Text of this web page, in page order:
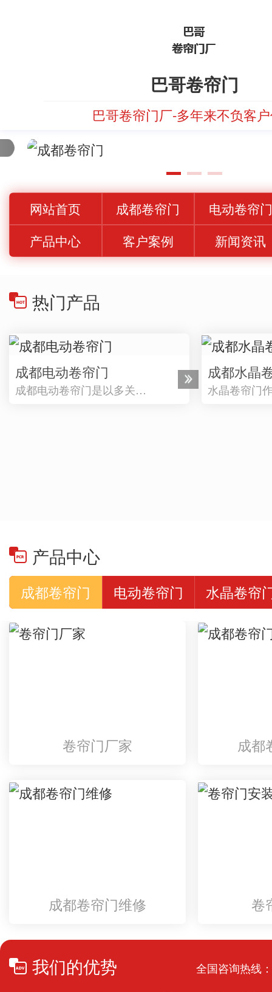
巴哥卷帘门
巴哥卷帘门厂-多年来不负客
网站首页 成都卷帘门
电动卷帘门
产品中心
客户案例 新闻资讯
热门产品
成都电动卷帘门
成都电动卷帘门是以多关…
成都水晶
水晶卷帘门
产品中心
成都卷帘门 电动卷帘门 水晶卷帘
卷帘门厂家 成都
成都卷帘门维修 卷
全国咨询热线：
我们的优势